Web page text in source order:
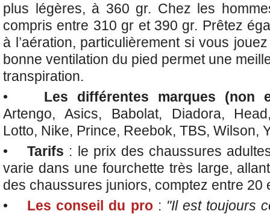
plus légères, à 360 gr. Chez les
compris entre 310 gr et 390 gr. Prêtez
à l’aération, particulièrement si vous
bonne ventilation du pied permet une
transpiration.
• Les différentes marques (non
Artengo, Asics, Babolat, Diadora,
Lotto, Nike, Prince, Reebok, TBS, Wilson,
•Tarifs : le prix des chaussures
varie dans une fourchette très large,
des chaussures juniors, comptez entre 20
•
Les conseil du pro : "Il est toujours